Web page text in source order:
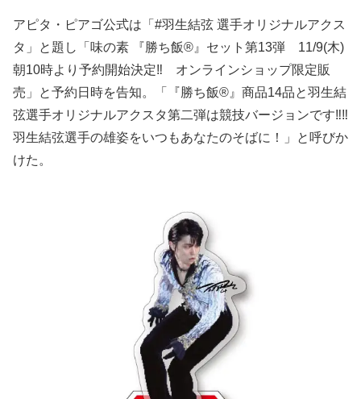
アピタ・ピアゴ公式は「#羽生結弦 選手オリジナルアクス
タ」と題し「味の素 『勝ち飯®』セット第13弾 11/9(木)
朝10時より予約開始決定‼ オンラインショップ限定販
売」と予約日時を告知。「『勝ち飯®』商品14品と羽生結
弦選手オリジナルアクスタ第二弾は競技バージョンです‼‼
羽生結弦選手の雄姿をいつもあなたのそばに！」と呼びか
けた。